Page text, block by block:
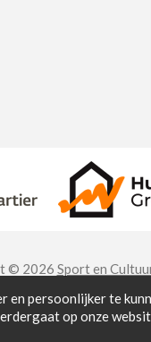
persoonlijker te
op onze
© 2026 Sport en